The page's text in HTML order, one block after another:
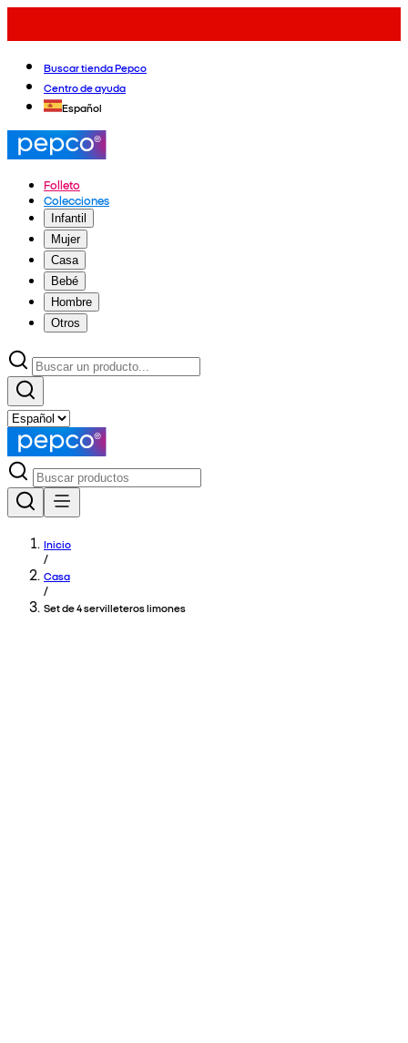
Buscar tienda Pepco
Centro de ayuda
Español
Folleto
Colecciones
Infantil
Mujer
Casa
Bebé
Hombre
Otros
Inicio
/
Casa
/
Set de 4 servilleteros limones